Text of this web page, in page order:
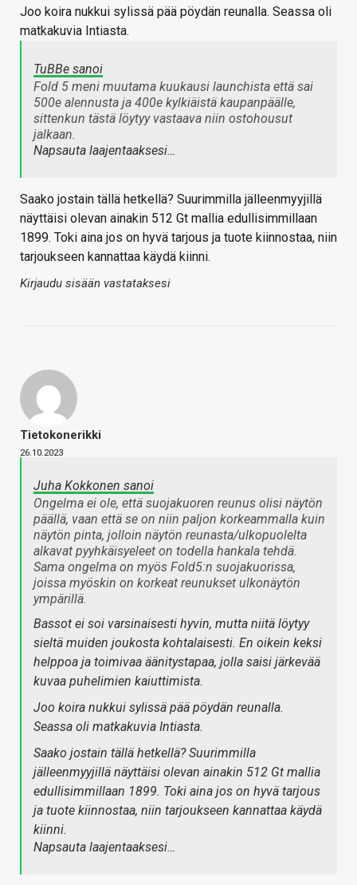
Joo koira nukkui sylissä pää pöydän reunalla. Seassa oli
matkakuvia Intiasta.
TuBBe sanoi
Fold 5 meni muutama kuukausi launchista että sai
500e alennusta ja 400e kylkiäistä kaupanpäälle,
sittenkun tästä löytyy vastaava niin ostohousut
jalkaan.
Napsauta laajentaaksesi…
Saako jostain tällä hetkellä? Suurimmilla jälleenmyyjillä
näyttäisi olevan ainakin 512 Gt mallia edullisimmillaan
1899. Toki aina jos on hyvä tarjous ja tuote kiinnostaa, niin
tarjoukseen kannattaa käydä kiinni.
Kirjaudu sisään vastataksesi
Tietokonerikki
26.10.2023
Juha Kokkonen sanoi
Ongelma ei ole, että suojakuoren reunus olisi näytön
päällä, vaan että se on niin paljon korkeammalla kuin
näytön pinta, jolloin näytön reunasta/ulkopuolelta
alkavat pyyhkäisyeleet on todella hankala tehdä.
Sama ongelma on myös Fold5:n suojakuorissa,
joissa myöskin on korkeat reunukset ulkonäytön
ympärillä.
Bassot ei soi varsinaisesti hyvin, mutta niitä löytyy
sieltä muiden joukosta kohtalaisesti. En oikein keksi
helppoa ja toimivaa äänitystapaa, jolla saisi järkevää
kuvaa puhelimien kaiuttimista.
Joo koira nukkui sylissä pää pöydän reunalla.
Seassa oli matkakuvia Intiasta.
Saako jostain tällä hetkellä? Suurimmilla
jälleenmyyjillä näyttäisi olevan ainakin 512 Gt mallia
edullisimmillaan 1899. Toki aina jos on hyvä tarjous
ja tuote kiinnostaa, niin tarjoukseen kannattaa käydä
kiinni.
Napsauta laajentaaksesi…